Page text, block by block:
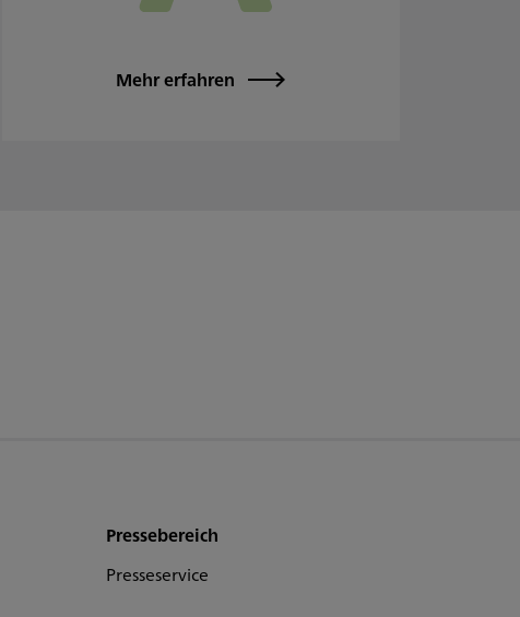
Mehr erfahren
Pressebereich
Presseservice